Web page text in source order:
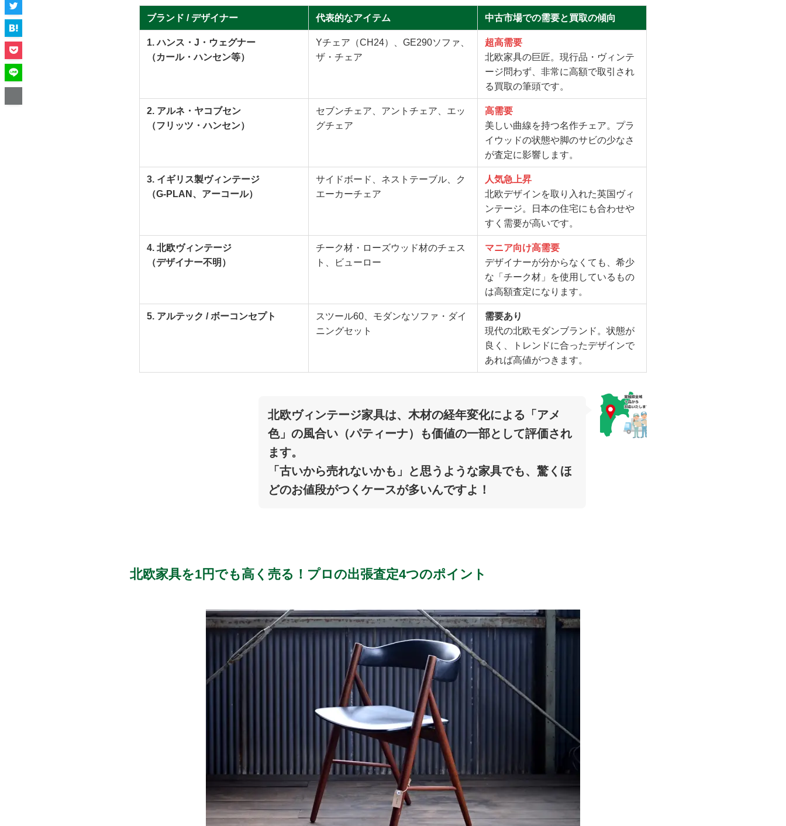
ブランド / デザイナー 代表的なアイテム 中古市場での需要と買取の傾向
1. ハンス・J・ウェグナー
（カール・ハンセン等）
Yチェア（CH24）、GE290ソファ、
ザ・チェア
超高需要
北欧家具の巨匠。現行品・ヴィンテ
ージ問わず、非常に高額で取引され
る買取の筆頭です。
2. アルネ・ヤコブセン
（フリッツ・ハンセン）
セブンチェア、アントチェア、エッ
グチェア
高需要
美しい曲線を持つ名作チェア。プラ
イウッドの状態や脚のサビの少なさ
が査定に影響します。
3. イギリス製ヴィンテージ
（G-PLAN、アーコール）
サイドボード、ネストテーブル、ク
エーカーチェア
人気急上昇
北欧デザインを取り入れた英国ヴィ
ンテージ。日本の住宅にも合わせや
すく需要が高いです。
4. 北欧ヴィンテージ
（デザイナー不明）
チーク材・ローズウッド材のチェス
ト、ビューロー
マニア向け高需要
デザイナーが分からなくても、希少
な「チーク材」を使用しているもの
は高額査定になります。
5. アルテック / ボーコンセプト
スツール60、モダンなソファ・ダイ
ニングセット
需要あり
現代の北欧モダンブランド。状態が
良く、トレンドに合ったデザインで
あれば高値がつきます。
北欧ヴィンテージ家具は、木材の経年変化による「アメ
色」の風合い（パティーナ）も価値の一部として評価され
ます。
「古いから売れないかも」と思うような家具でも、驚くほ
どのお値段がつくケースが多いんですよ！
北欧家具を1円でも高く売る！プロの出張査定4つのポイント